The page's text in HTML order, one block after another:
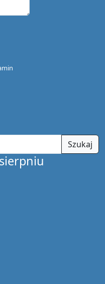
Szukaj